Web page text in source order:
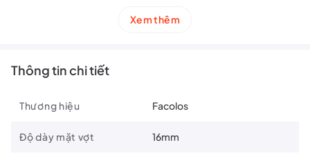
Xem thêm
Thông tin chi tiết
Thương hiệu Facolos
Độ dày mặt vợt 16mm